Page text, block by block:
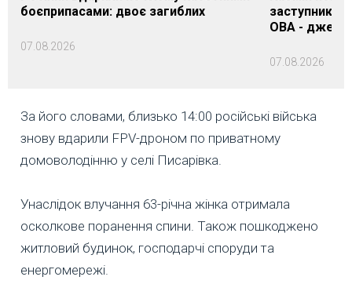
боєприпасами: двоє загиблих
07.08.2026
заступника
ОВА -
07.08.2026
За його словами, близько 14:00 російські війська
знову вдарили FPV-дроном по приватному
домоволодінню у селі Писарівка.
Унаслідок влучання 63-річна жінка отримала
осколкове поранення спини. Також пошкоджено
житловий будинок, господарчі споруди та
енергомережі.